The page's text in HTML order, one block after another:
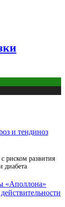
и тендиноз
риском развития
диабета
«Аполлона»